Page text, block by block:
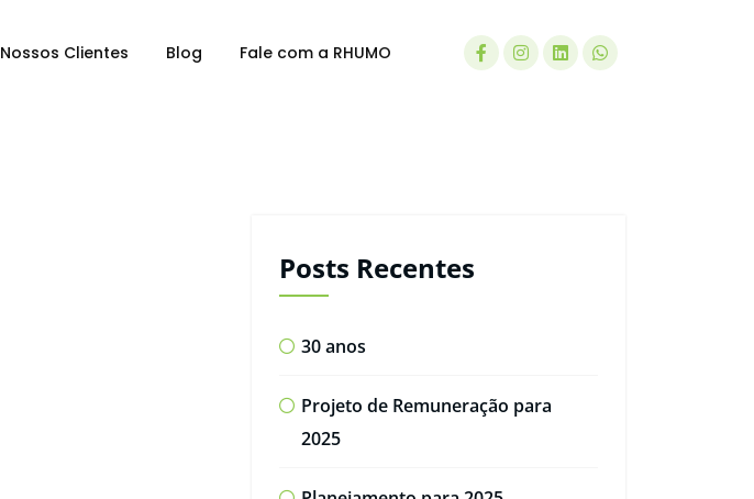
Nossos Clientes Blog Fale com a RHUMO
Posts Recentes
30 anos
Projeto de Remuneração para
2025